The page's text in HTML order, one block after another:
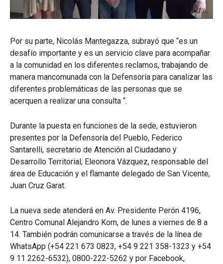
Por su parte, Nicolás Mantegazza, subrayó que “es un
desafío importante y es un servicio clave para acompañar
a la comunidad en los diferentes reclamos, trabajando de
manera mancomunada con la Defensoría para canalizar las
diferentes problemáticas de las personas que se
acerquen a realizar una consulta “.
Durante la puesta en funciones de la sede, estuvieron
presentes por la Defensoría del Pueblo, Federico
Santarelli, secretario de Atención al Ciudadano y
Desarrollo Territorial; Eleonora Vázquez, responsable del
área de Educación y el flamante delegado de San Vicente,
Juan Cruz Garat.
La nueva sede atenderá en Av. Presidente Perón 4196,
Centro Comunal Alejandro Korn, de lunes a viernes de 8 a
14. También podrán comunicarse a través de la línea de
WhatsApp (+54 221 673 0823, +54 9 221 358-1323 y +54
9 11 2262-6532), 0800-222-5262 y por Facebook,